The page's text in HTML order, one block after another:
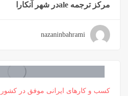
مرکز ترجمه aleدر شهر آنکارا
nazaninbahrami
کسب و کارهای ایرانی موفق در کشور